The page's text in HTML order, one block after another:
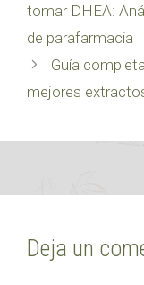
tomar DHEA:
de parafarmacia
Guía
mejores
Deja un